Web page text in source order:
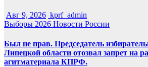
Авг 9, 2026 kprf_admin
Выборы 2026 Новости России
Был не прав. Председатель
Липецкой области отозвал запрет на
агитматериала КПРФ.